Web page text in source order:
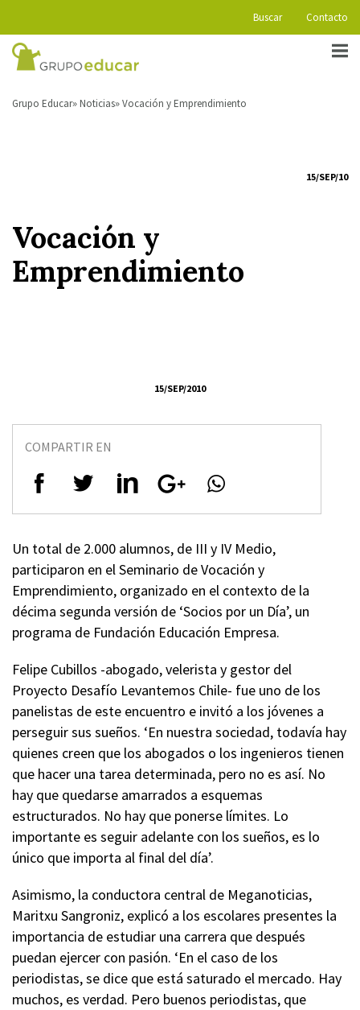
Buscar Contacto
Grupo Educar Noticias Vocación y Emprendimiento
15/SEP/10
Vocación y
Emprendimiento
15/SEP/2010
COMPARTIR EN
Un total de 2.000 alumnos, de III y IV Medio,
participaron en el Seminario de Vocación y
Emprendimiento, organizado en el contexto de la
décima segunda versión de ‘Socios por un Día’, un
programa de Fundación Educación Empresa.
Felipe Cubillos -abogado, velerista y gestor del
Proyecto Desafío Levantemos Chile- fue uno de los
panelistas de este encuentro e invitó a los jóvenes a
perseguir sus sueños. ‘En nuestra sociedad, todavía hay
quienes creen que los abogados o los ingenieros tienen
que hacer una tarea determinada, pero no es así. No
hay que quedarse amarrados a esquemas
estructurados. No hay que ponerse límites. Lo
importante es seguir adelante con los sueños, es lo
único que importa al final del día’.
Asimismo, la conductora central de Meganoticias,
Maritxu Sangroniz, explicó a los escolares presentes la
importancia de estudiar una carrera que después
puedan ejercer con pasión. ‘En el caso de los
periodistas, se dice que está saturado el mercado. Hay
muchos, es verdad. Pero buenos periodistas, que